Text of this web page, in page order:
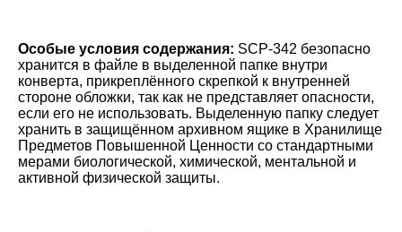
Особые условия содержания: SCP-342 безопасно
хранится в файле в выделенной папке внутри
конверта, прикреплённого скрепкой к внутренней
стороне обложки, так как не представляет опасности,
если его не использовать. Выделенную папку следует
хранить в защищённом архивном ящике в Хранилище
Предметов Повышенной Ценности со стандартными
мерами биологической, химической, ментальной и
активной физической защиты.